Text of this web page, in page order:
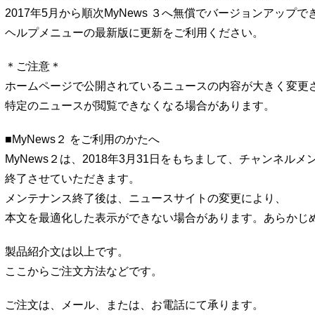
2017年5月から順次MyNews ３へ無償でバージョンアップで
ヘルプメニューの最新版に更新をご利用ください。
＊ご注意＊
ホームページで公開されているニュースの内容が大きく変更
特定のニュースが閲覧できなくなる場合があります。
■MyNews２ をご利用のかたへ
MyNews２は、2018年3月31日をもちまして、チャンネルメ
終了させていただきます。
メンテナンス終了後は、ニュースサイトの変更により、
本文を最適化した表示ができない場合があります。あらかじ
製品紹介文は以上です。
ここからご注文方法などです。
ご注文は、メール、または、お電話にて承ります。